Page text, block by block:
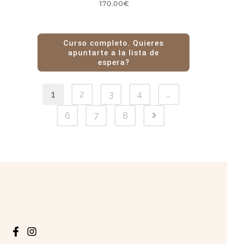
170.00€
Curso completo. Quieres
apuntarte a la lista de
espera?
1 2 3 4
…
6
7 8